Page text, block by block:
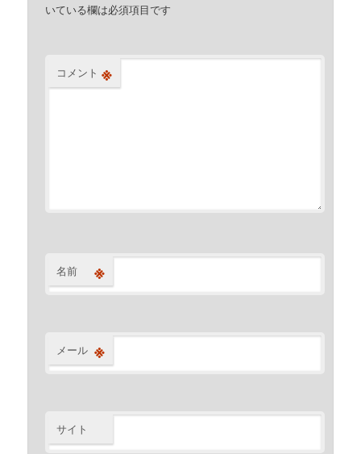
いている欄は必須項目です
コメント ※
名前 ※
メール ※
サイト